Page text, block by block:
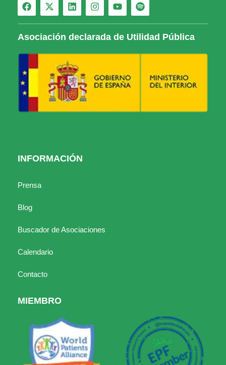
Asociación declarada de Utilidad Pública
INFORMACIÓN
Prensa
Blog
Buscador de Asociaciones
Calendario
Contacto
MIEMBRO